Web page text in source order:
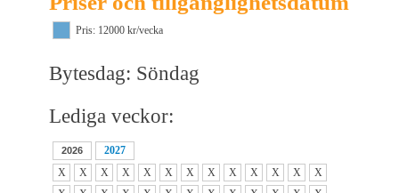
Pris: 12000 kr/vecka
Bytesdag: Söndag
Lediga veckor:
2026
2027
X
X X X X X X X X X X X
X